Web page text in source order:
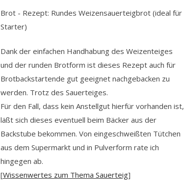
Brot - Rezept: Rundes Weizensauerteigbrot (ideal für
Starter)
Dank der einfachen Handhabung des Weizenteiges
und der runden Brotform ist dieses Rezept auch für
Brotbackstartende gut geeignet nachgebacken zu
werden. Trotz des Sauerteiges.
Für den Fall, dass kein Anstellgut hierfür vorhanden ist,
läßt sich dieses eventuell beim Bäcker aus der
Backstube bekommen. Von eingeschweißten Tütchen
aus dem Supermarkt und in Pulverform rate ich
hingegen ab.
[Wissenwertes zum Thema Sauerteig]